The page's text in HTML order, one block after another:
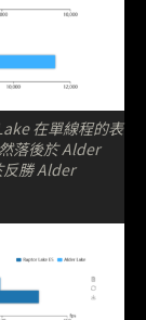
在單線程的表
落後於 Alder
勝 Alder